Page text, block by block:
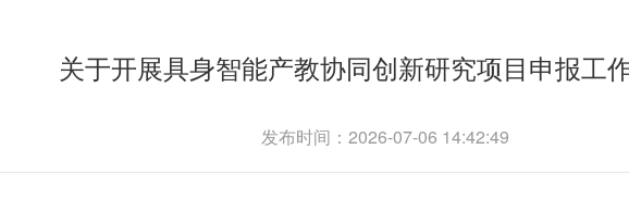
关于开展具身智能产教协同创新研究项目申报工
发布时间：2026-07-06 14:42:49